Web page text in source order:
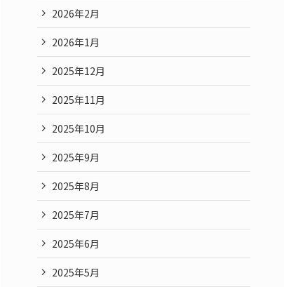
2026年2月
2026年1月
2025年12月
2025年11月
2025年10月
2025年9月
2025年8月
2025年7月
2025年6月
2025年5月